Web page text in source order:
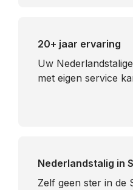
20+ jaar ervaring
Uw
met eigen service
Nederlandstalig in
​Zelf geen ster in de